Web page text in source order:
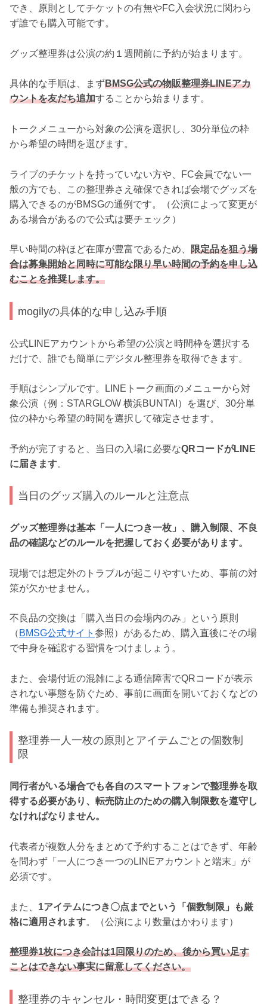
でき、原則としてチケットの有無やFC入会状況に関わら
ず誰でも購入可能です。
グッズ整理券は公演の約１週間前に予約が始まります。
具体的な手順は、まずBMSG公式の物販整理券LINEアカ
ウントを友だち追加することから始まります。
トークメニューから対象の公演を選択し、30分単位の枠
から希望の時間を選びます。
ライブのチケットを持っていない方や、FC会員でない一
般の方でも、この整理券さえ確保できれば会場でグッズを
購入できるのがBMSGの通例です。（公演によって変更が
ある場合があるので公式は要チェック）
早い時間の枠ほど在庫が豊富であるため、 限定品を狙う場
合は募集開始と同時に可能な限り早い時間の予約を申し込
むことを推奨します。
mogilyの具体的な申し込み手順
公式LINEアカウントから希望の公演と時間枠を選択する
だけで、誰でも簡単にデジタル整理券を取得できます。
手順はシンプルです。LINEトーク画面のメニューから対
象公演（例：STARGLOW 横浜BUNTAI）を選び、30分単
位の枠から希望の時間を選択して確定させます。
予約が完了すると、当日の入場に必要なQRコードがLINE
に届きます。
当日のグッズ購入のルールと注意点
グッズ整理券は基本「一人につき一枚」、購入制限、不良
品の確認などのルールを把握しておく必要があります。
現場では想定外のトラブルが起こりやすいため、事前の対
策が欠かせません。
不良品の交換は「購入当日の会場内のみ」という原則
（ BMSG公式サイト 参照）があるため、購入直後にその場
で中身を確認する習慣をつけましょう。
また、会場付近の混雑による通信障害でQRコードが表示
されない事態を防ぐため、事前に画面を開いておくなどの
準備も推奨されます。
整理券一人一枚の原則とアイテムごとの個数制
限
同行者がいる場合でも各自のスマートフォンで整理券を取
得する必要があり、転売防止のための購入制限数を遵守し
なければなりません。
代表者が複数人分をまとめて予約することはできず、年齢
を問わず「一人につき一つのLINEアカウントと端末」が
必須です。
また、 1アイテムにつき〇点までという「個数制限」も厳
格に適用されます。（公演により数量はかわります）
整理券1枚につき会計は1回限りのため、後から買い足す
ことはできない事実に留意してください。
整理券のキャンセル・時間変更はできる？